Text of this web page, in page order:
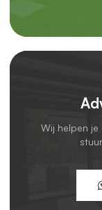
Wij helpen